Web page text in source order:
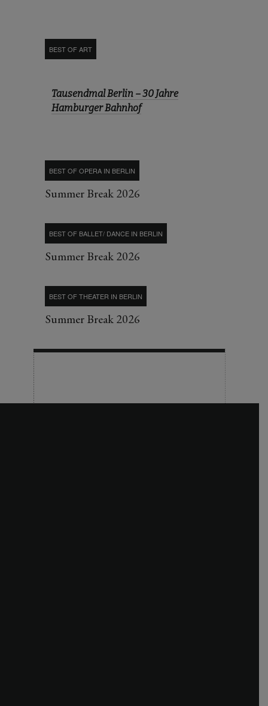
BEST OF ART
Tausendmal Berlin – 30 Jahre
Hamburger Bahnhof
BEST OF OPERA IN BERLIN
Summer Break 2026
BEST OF BALLET/ DANCE IN BERLIN
Summer Break 2026
BEST OF THEATER IN BERLIN
Summer Break 2026